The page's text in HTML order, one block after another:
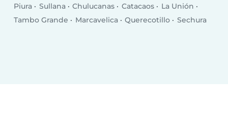
Piura Sullana Chulucanas Catacaos
La Unión
Tambo Grande
Marcavelica Querecotillo Sechura